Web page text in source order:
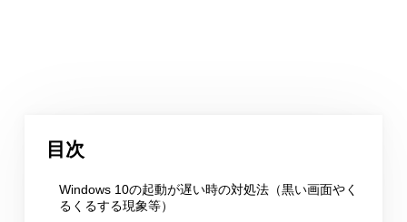
目次
Windows 10の起動が遅い時の対処法（黒い画面やく
るくるする現象等）